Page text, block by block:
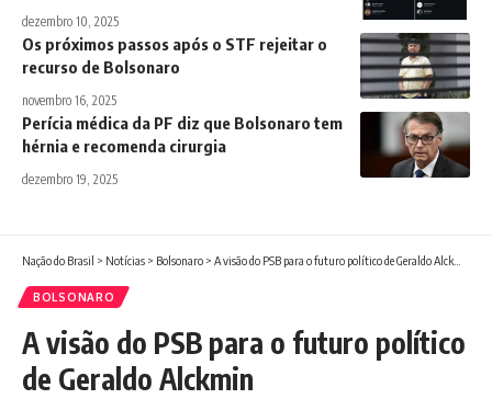
dezembro 10, 2025
Os próximos passos após o STF rejeitar o
recurso de Bolsonaro
novembro 16, 2025
Perícia médica da PF diz que Bolsonaro tem
hérnia e recomenda cirurgia
dezembro 19, 2025
Nação do Brasil > Notícias > Bolsonaro > A visão do PSB para o futuro político de Geraldo Alckmin
BOLSONARO
A visão do PSB para o futuro político
de Geraldo Alckmin